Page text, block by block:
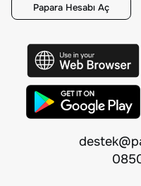
Papara Hesabı Aç